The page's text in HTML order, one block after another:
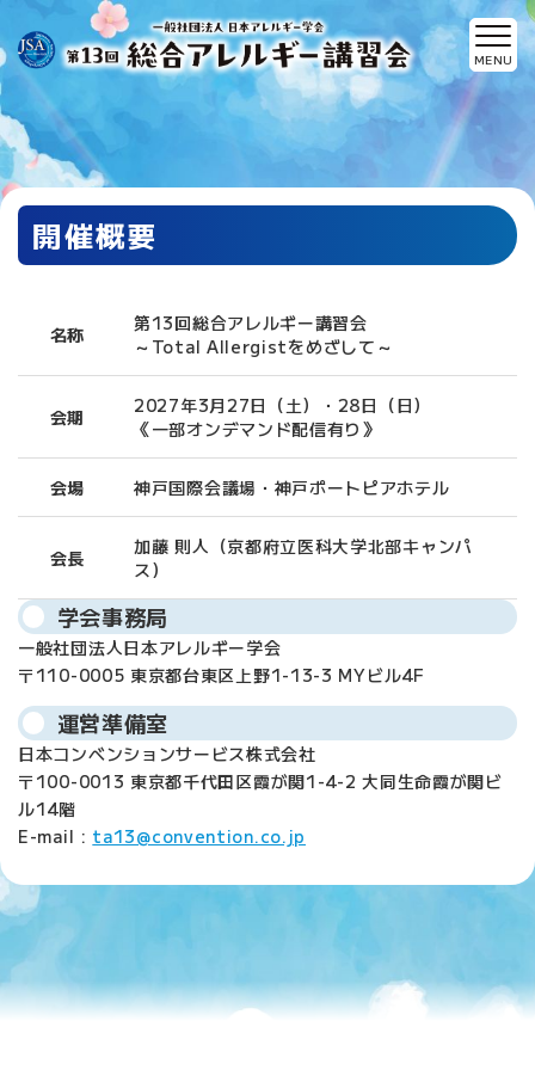
開催概要
名称
第13回総合アレルギー講習会
～Total Allergistをめざして～
会期
2027年3月27日（土）・28日（日）
《一部オンデマンド配信有り》
会場 神戸国際会議場・神戸ポートピアホテル
会長
加藤 則人（京都府立医科大学北部キャンパ
ス）
学会事務局
一般社団法人日本アレルギー学会
〒110-0005 東京都台東区上野1-13-3 MYビル4F
運営準備室
日本コンベンションサービス株式会社
〒100-0013 東京都千代田区霞が関1-4-2 大同生命霞が関ビ
ル14階
E-mail : ta13@convention.co.jp